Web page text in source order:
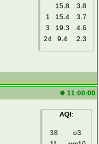
15.8
3.8
1
15.4
3.7
3
19.3
4.6
24
9.4 2.3
11:00:00
AQI:
38
o3